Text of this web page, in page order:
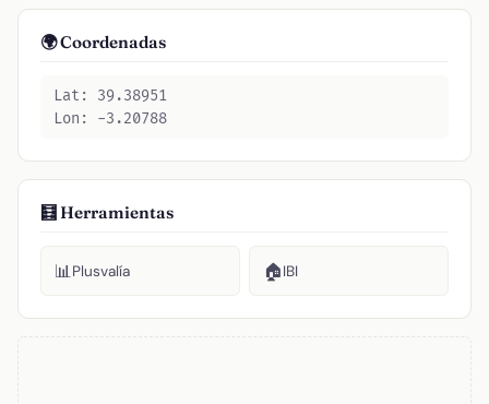
🌍 Coordenadas
Lat: 39.38951
Lon: -3.20788
🧮 Herramientas
📊Plusvalía 🏠IBI